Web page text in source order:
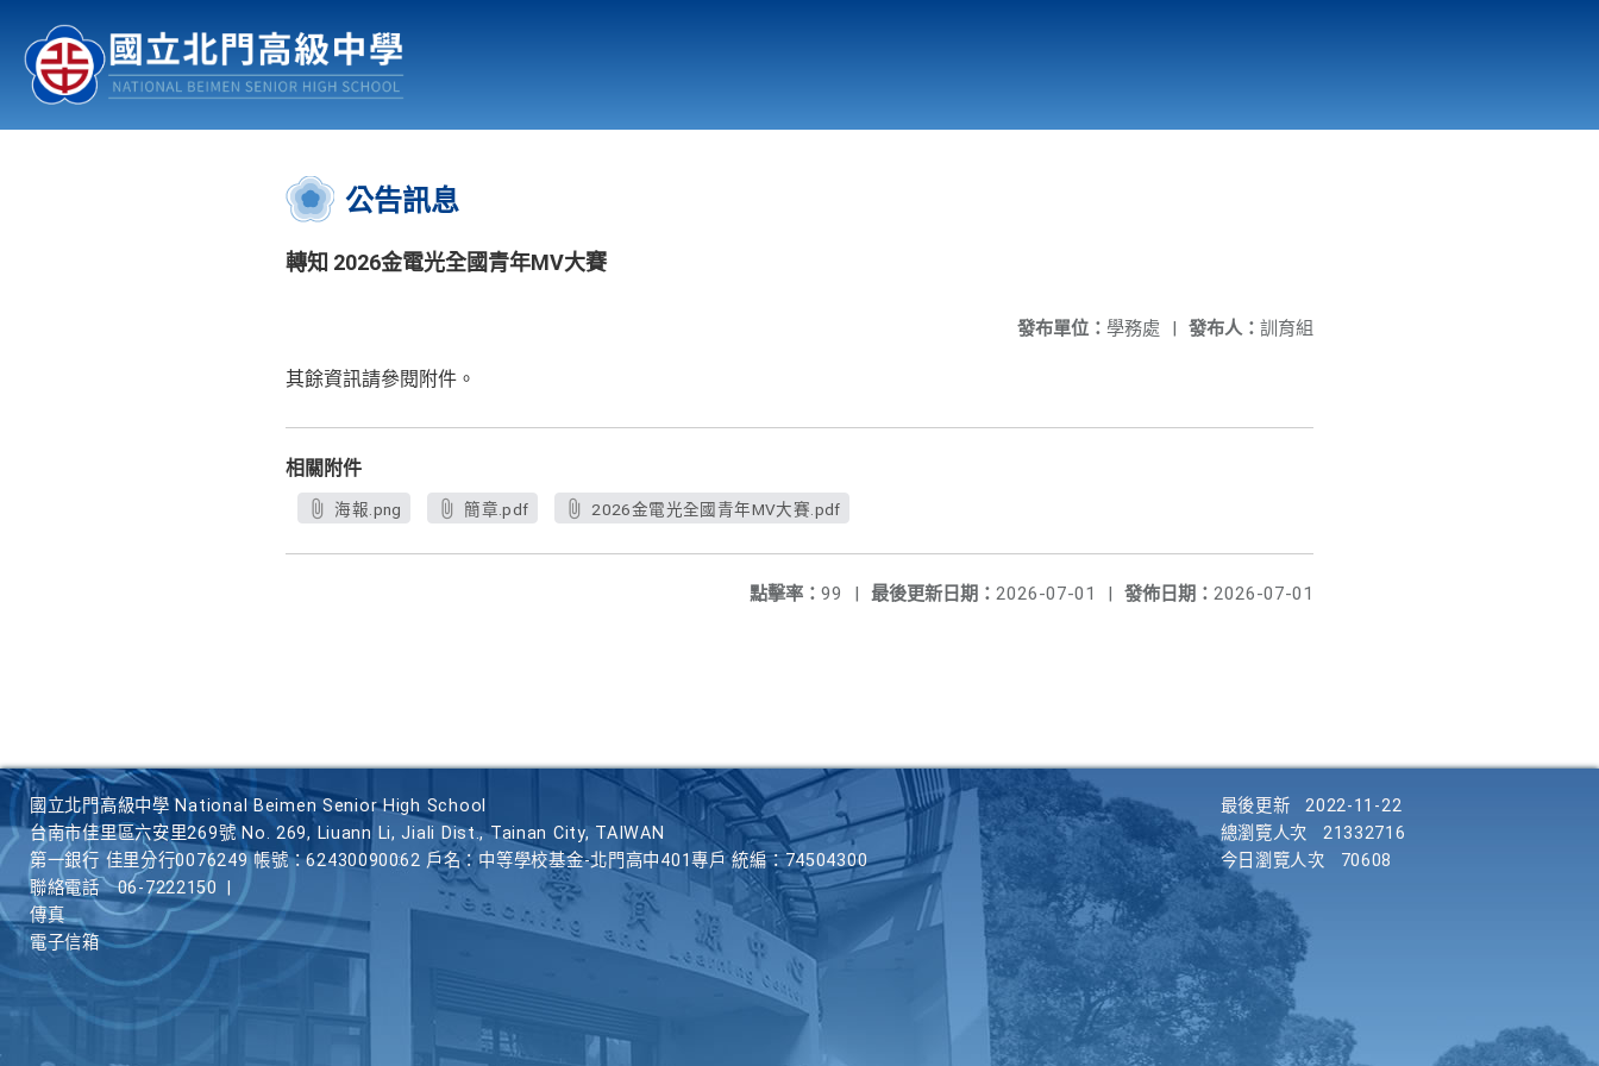
認識北中 行事曆
:::
公告訊息
轉知 2026金電光全國青年MV大賽
發布人： 訓育組
發布單位： 學務處 |
其餘資訊請參閱附件。
相關附件
海報.png 簡章.pdf 2026金電光全國青年MV大賽.pdf
發佈日期： 2026-07-01
最後更新日期： 2026-07-01 |
點擊率： 99 |
國立北門高級中學 National Beimen Senior High School
台南市佳里區六安里269號 No. 269, Liuann Li, Jiali Dist., Tainan City, TAIWAN
第一銀行 佳里分行0076249 帳號：62430090062 戶名：中等學校基金-北門高中401專戶 統編：74504300
聯絡電話
06-7222150
傳真
電子信箱
最後更新
2022-11-22
總瀏覽人次
21332716
今日瀏覽人次
70608